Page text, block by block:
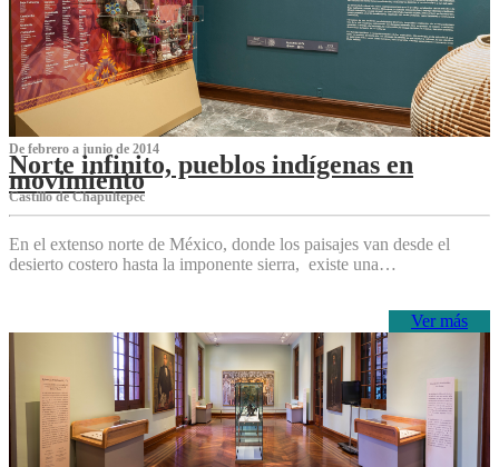
De febrero a junio de 2014
Norte infinito, pueblos indígenas en
movimiento
Castillo de Chapultepec
En el extenso norte de México, donde los paisajes van desde el
desierto costero hasta la imponente sierra, existe una…
Ver más